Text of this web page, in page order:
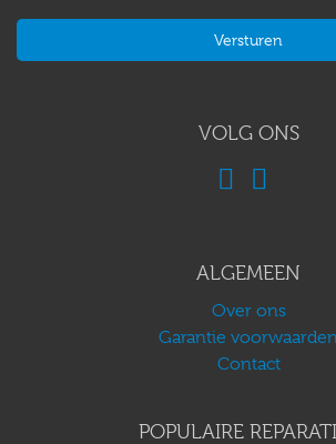
VOLG ONS
ALGEMEEN
Over ons
Garantie
Contact
POPULAIRE